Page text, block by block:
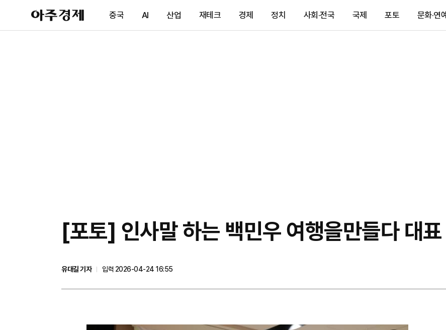
아
주
제
중국 AI 산업 재테크 경제 정치 사회·전국 국제 포토 문화·연예
[포토] 인사말 하는 백민우 여행을만들다 대표
유대길 기자
입력 2026-04-24 16:55